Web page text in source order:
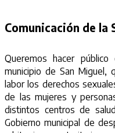
Comunicación de la
Queremos hacer
municipio de San Miguel,
labor los derechos
de las mujeres y
distintos centros de
Gobierno municipal de